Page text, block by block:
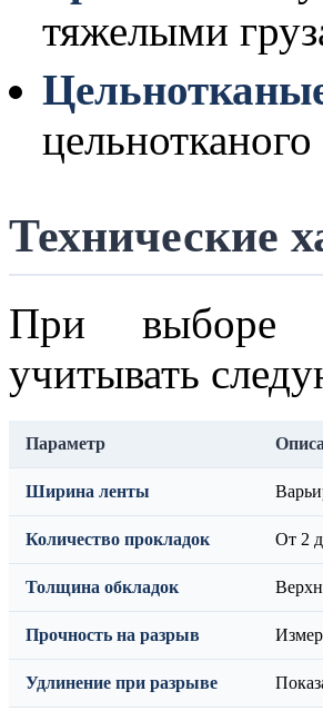
тяжелыми
Технические
При выборе
учитывать
Параметр
Ширина ленты
Количество прокладок От 2
Толщина обкладок
Прочность на разрыв
Удлинение при разрыве